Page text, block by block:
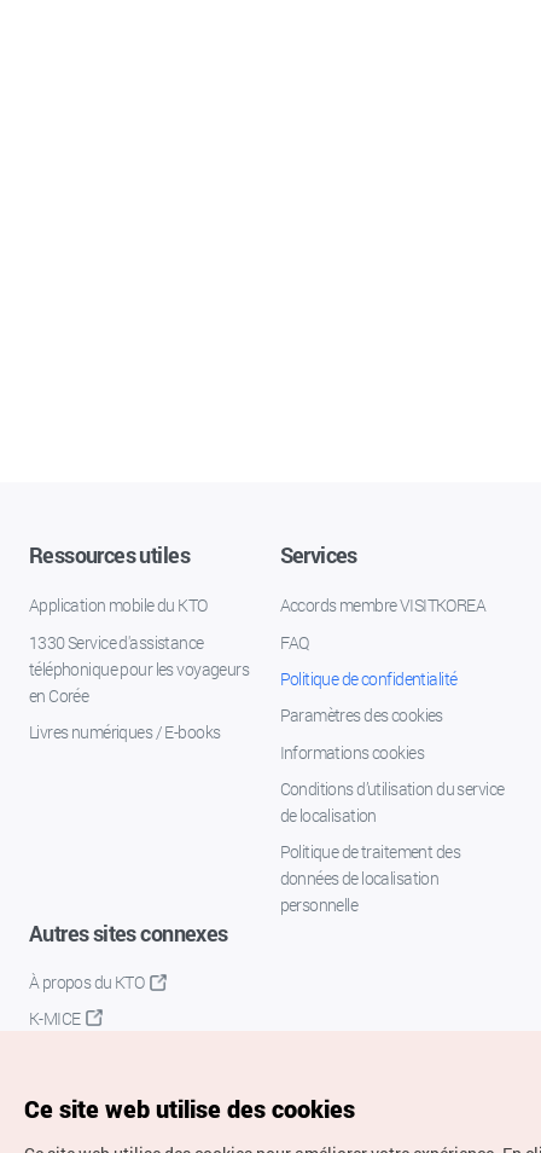
Ressources utiles
Application mobile du KTO
1330 Service d'assistance
téléphonique pour les voyageurs
en Corée
Livres numériques / E-books
Services
Accords membre VISITKOREA
FAQ
Politique de confidentialité
Paramètres des cookies
Informations cookies
Conditions d’utilisation du service
de localisation
Politique de traitement des
données de localisation
personnelle
Autres sites connexes
À propos du KTO
K-MICE
Ce site web utilise des cookies